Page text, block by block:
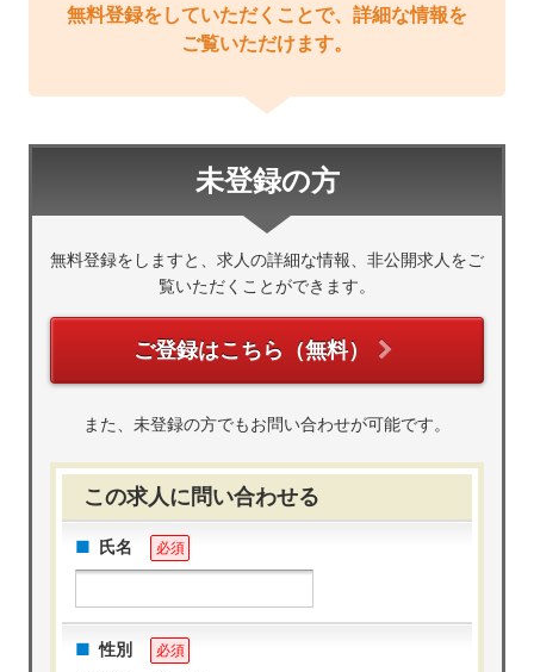
無料登録をしていただくことで、詳細な情報を
ご覧いただけます。
未登録の方
無料登録をしますと、求人の詳細な情報、非公開求人をご
覧いただくことができます。
ご登録はこちら（無料）
また、未登録の方でもお問い合わせが可能です。
この求人に問い合わせる
氏名 必須
性別 必須